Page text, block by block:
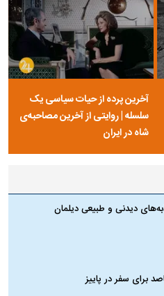
آخرین پرده از حیات سیاسی یک
سلسله | روایتی از آخرین مصاحبه‌ی
شاه در ایران
دیدنی و طبیعی دیلمان
برای سفر در پاییز